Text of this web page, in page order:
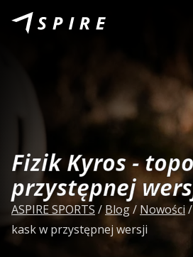
Marki
Sprzedawcy
Kariera
Blog
Kontakt
Fizik Kyros -
przystępnej
ASPIRE SPORTS / Blog/ Nowości/
kask w przystępnej wersji